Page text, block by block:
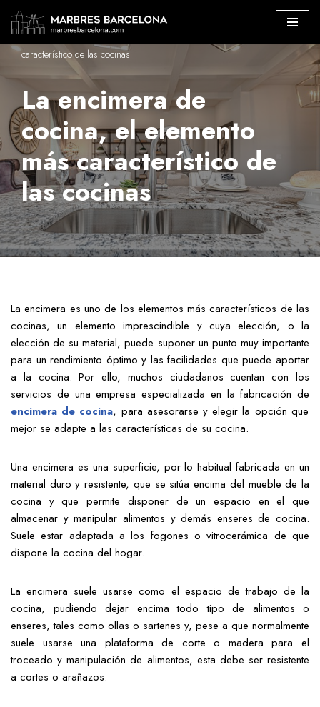
Saltar
al
Marbres Barcelona»La encimera de cocina, el elemento más
característico de las cocinas
La encimera de
cocina, el elemento
más característico de
las cocinas
La encimera es uno de los elementos más característicos de las
cocinas, un elemento imprescindible y cuya elección, o la
elección de su material, puede suponer un punto muy importante
para un rendimiento óptimo y las facilidades que puede aportar
a la cocina. Por ello, muchos ciudadanos cuentan con los
servicios de una empresa especializada en la fabricación de
encimera de cocina, para asesorarse y elegir la opción que
mejor se adapte a las características de su cocina.
Una encimera es una superficie, por lo habitual fabricada en un
material duro y resistente, que se sitúa encima del mueble de la
cocina y que permite disponer de un espacio en el que
almacenar y manipular alimentos y demás enseres de cocina.
Suele estar adaptada a los fogones o vitrocerámica de que
dispone la cocina del hogar.
La encimera suele usarse como el espacio de trabajo de la
cocina, pudiendo dejar encima todo tipo de alimentos o
enseres, tales como ollas o sartenes y, pese a que normalmente
suele usarse una plataforma de corte o madera para el
troceado y manipulación de alimentos, esta debe ser resistente
a cortes o arañazos.